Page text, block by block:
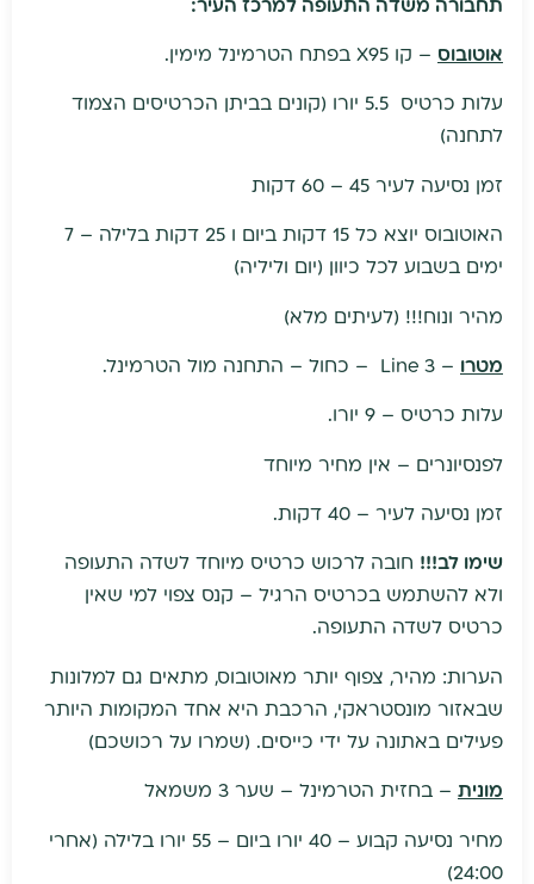
תחבורה משדה התעופה למרכז העיר:
אוטובוס – קו X95 בפתח הטרמינל מימין.
עלות כרטיס 5.5 יורו (קונים בביתן הכרטיסים הצמוד
לתחנה)
זמן נסיעה לעיר 45 – 60 דקות
האוטובוס יוצא כל 15 דקות ביום ו 25 דקות בלילה – 7
ימים בשבוע לכל כיוון (יום וליליה)
מהיר ונוח!!! (לעיתים מלא)
מטרו – Line 3 – כחול – התחנה מול הטרמינל.
עלות כרטיס – 9 יורו.
לפנסיונרים – אין מחיר מיוחד
זמן נסיעה לעיר – 40 דקות.
שימו לב!!! חובה לרכוש כרטיס מיוחד לשדה התעופה
ולא להשתמש בכרטיס הרגיל – קנס צפוי למי שאין
כרטיס לשדה התעופה.
הערות: מהיר, צפוף יותר מאוטובוס, מתאים גם למלונות
שבאזור מונסטראקי, הרכבת היא אחד המקומות היותר
פעילים באתונה על ידי כייסים. (שמרו על רכושכם)
מונית – בחזית הטרמינל – שער 3 משמאל
מחיר נסיעה קבוע – 40 יורו ביום – 55 יורו בלילה (אחרי
24:00)